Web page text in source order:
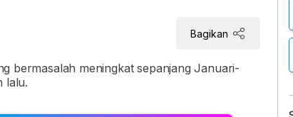
Bagikan
bermasalah meningkat sepanjang Januari-
lalu.